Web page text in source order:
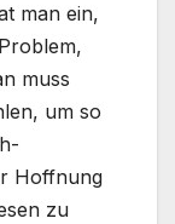
man ein,
muss
um so
Hoffnung
zu